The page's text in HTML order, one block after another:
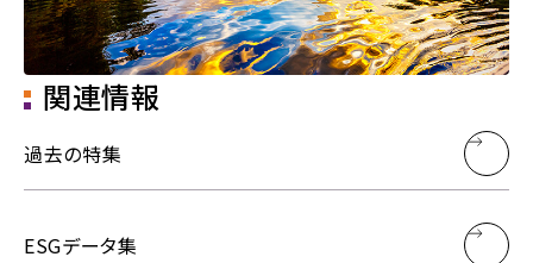
関連情報
過去の特集
ESGデータ集